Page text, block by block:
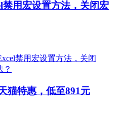
用宏设置方法，关闭宏
猫特惠，低至891元